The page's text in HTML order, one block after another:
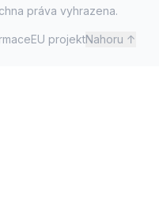
práva vyhrazena.
EU projektNahoru ↑